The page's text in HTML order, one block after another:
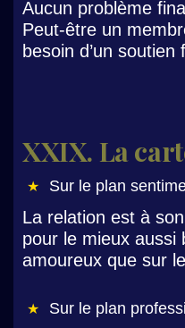
Aucun problème
Peut-être un
besoin d’un soutien
XXIX. La
Sur le plan
La relation est à
pour le mieux aussi
amoureux que sur
Sur le plan